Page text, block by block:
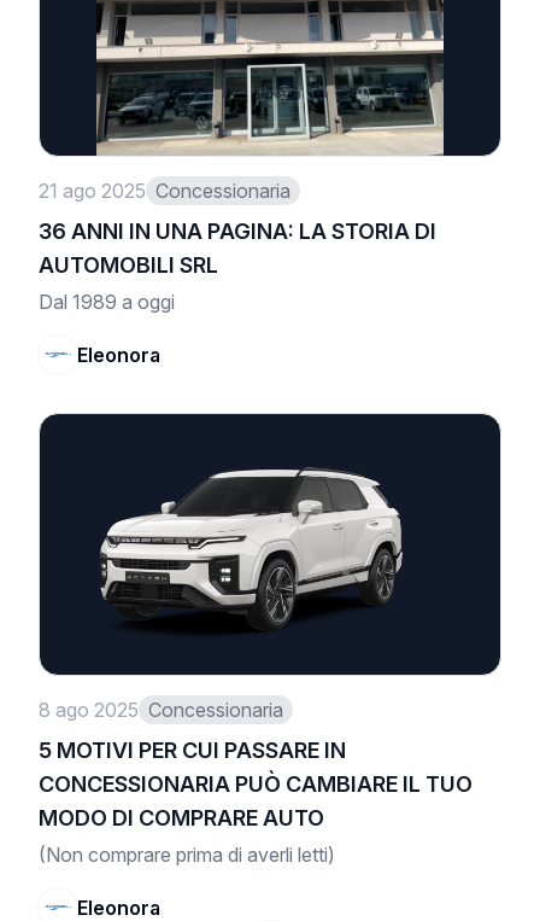
21 ago 2025 Concessionaria
36 ANNI IN UNA PAGINA: LA STORIA DI
AUTOMOBILI SRL
Dal 1989 a oggi
Eleonora
8 ago 2025 Concessionaria
5 MOTIVI PER CUI PASSARE IN
CONCESSIONARIA PUÒ CAMBIARE IL TUO
MODO DI COMPRARE AUTO
(Non comprare prima di averli letti)
Eleonora